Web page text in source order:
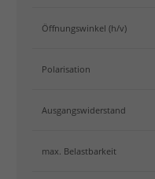
Öffnungswinkel (h/v)
Polarisation
Ausgangswiderstand
max. Belastbarkeit